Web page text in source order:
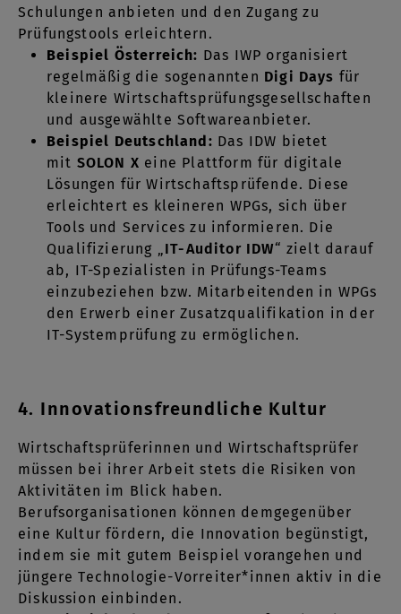
Schulungen anbieten und den Zugang zu
Prüfungstools erleichtern.
Beispiel Österreich: Das IWP organisiert
regelmäßig die sogenannten Digi Days für
kleinere Wirtschaftsprüfungsgesellschaften
und ausgewählte Softwareanbieter.
Beispiel Deutschland: Das IDW bietet
mit SOLON X eine Plattform für digitale
Lösungen für Wirtschaftsprüfende. Diese
erleichtert es kleineren WPGs, sich über
Tools und Services zu informieren. Die
Qualifizierung „IT-Auditor IDW“ zielt darauf
ab, IT-Spezialisten in Prüfungs-Teams
einzubeziehen bzw. Mitarbeitenden in WPGs
den Erwerb einer Zusatzqualifikation in der
IT-Systemprüfung zu ermöglichen.
4. Innovationsfreundliche Kultur
Wirtschaftsprüferinnen und Wirtschaftsprüfer
müssen bei ihrer Arbeit stets die Risiken von
Aktivitäten im Blick haben.
Berufsorganisationen können demgegenüber
eine Kultur fördern, die Innovation begünstigt,
indem sie mit gutem Beispiel vorangehen und
jüngere Technologie-Vorreiter*innen aktiv in die
Diskussion einbinden.